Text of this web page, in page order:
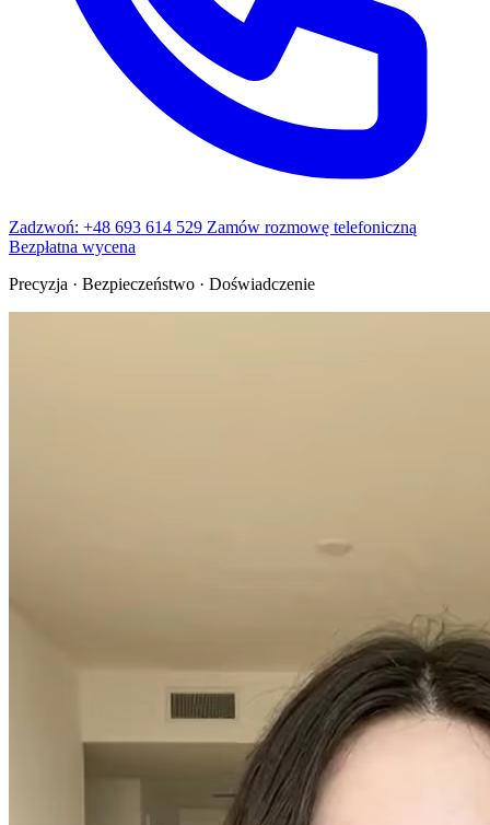
Zadzwoń: +48 693 614 529 Zamów rozmowę telefoniczną
Bezpłatna wycena
Precyzja · Bezpieczeństwo · Doświadczenie